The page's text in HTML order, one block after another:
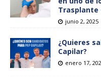
Trasplante
junio 2, 2025
¿Quieres
Capilar?
enero 17,